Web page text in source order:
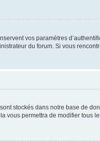
vos paramètres
du forum. Si vous
stockés dans notre base de
vous permettra de modifier tous